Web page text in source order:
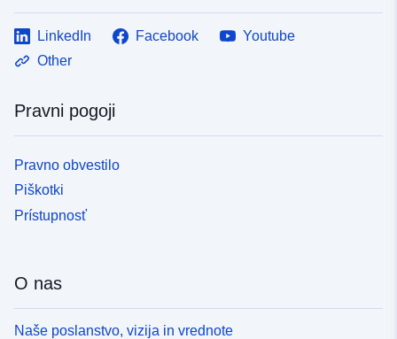
LinkedIn Facebook
Youtube
Other
Pravni pogoji
Pravno obvestilo
Piškotki
Prístupnosť
O nas
Naše poslanstvo, vizija in vrednote